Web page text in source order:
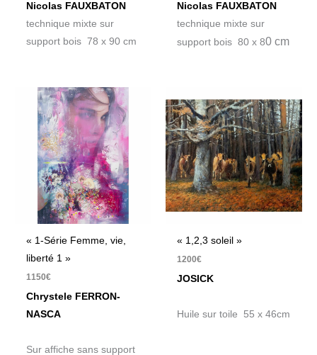
Nicolas FAUXBATON
technique mixte sur
support bois 78 x 90 cm
Nicolas FAUXBATON
technique mixte sur
support bois 80 x 80 cm
« 1-Série Femme, vie,
liberté 1 »
1150€
Chrystele FERRON-
NASCA
Sur affiche sans support
« 1,2,3 soleil »
1200€
JOSICK
Huile sur toile 55 x 46cm